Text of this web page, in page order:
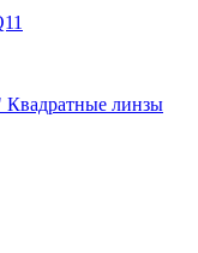
Квадратные линзы